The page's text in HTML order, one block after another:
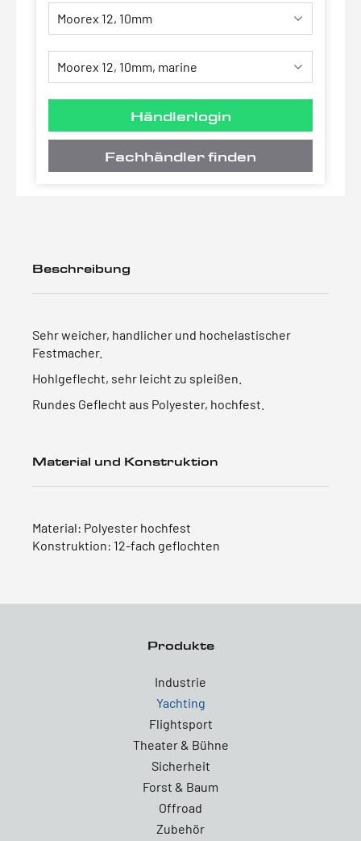
Händlerlogin
Fachhändler finden
Beschreibung
Sehr weicher, handlicher und hochelastischer
Festmacher.
Hohlgeflecht, sehr leicht zu spleißen.
Rundes Geflecht aus Polyester, hochfest.
Material und Konstruktion
Material: Polyester hochfest
Konstruktion: 12-fach geflochten
Produkte
Industrie
Yachting
Flightsport
Theater & Bühne
Sicherheit
Forst & Baum
Offroad
Zubehör